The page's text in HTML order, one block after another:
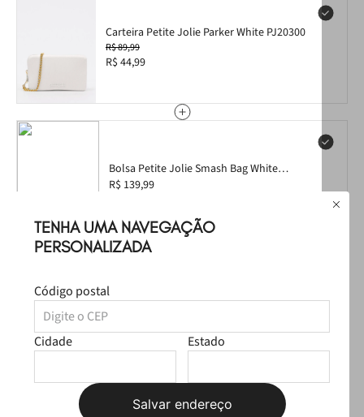
TENHA UMA NAVEGAÇÃO
PERSONALIZADA
Código postal
Cidade Estado
Salvar endereço
Carteira Petite Jolie Parker White PJ20300
R$ 89,99
R$ 44,99
Bolsa Petite Jolie Smash Bag White
PJ11172
R$ 139,99
Leveos3produtospor
R$ 247,97
Produtos Sugeridos